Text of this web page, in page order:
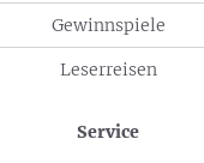
Gewinnspiele
Leserreisen
Service